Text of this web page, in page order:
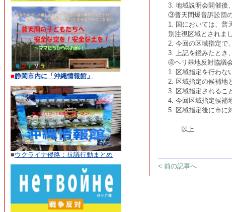
■静岡市内に「沖縄情報館」
■ウクライナ侵略：抗議行動まとめ
3. 地域説明会開催後
③普天間爆音訴訟団
1. 国においては、普
別注視区域とされま
2. 今回の区域指定で
3. 上記を鑑みたとき
④ヘリ基地反対協議
1. 区域指定を行わな
2. 区域指定の候補地
3. 区域指定されるこ
4. 今回区域指定候補
5. 区域指定後に市に
以上
< 前の記事へ